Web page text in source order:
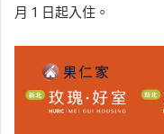
月 1 日起入住。